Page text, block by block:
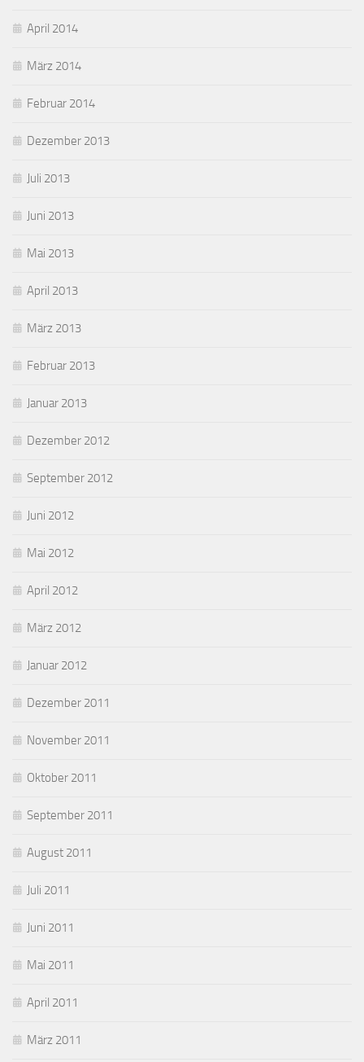
April 2014
März 2014
Februar 2014
Dezember 2013
Juli 2013
Juni 2013
Mai 2013
April 2013
März 2013
Februar 2013
Januar 2013
Dezember 2012
September 2012
Juni 2012
Mai 2012
April 2012
März 2012
Januar 2012
Dezember 2011
November 2011
Oktober 2011
September 2011
August 2011
Juli 2011
Juni 2011
Mai 2011
April 2011
März 2011